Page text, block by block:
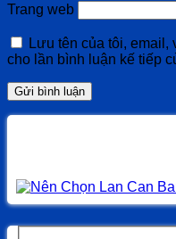
Trang web
Lưu tên của tôi, email,
cho lần bình luận kế tiếp